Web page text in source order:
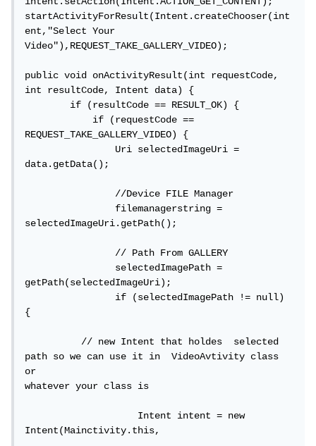
startActivityForResult(Intent.createChooser(int
ent,"Select Your
Video"),REQUEST_TAKE_GALLERY_VIDEO);
public void onActivityResult(int requestCode,
int resultCode, Intent data) {
if (resultCode == RESULT_OK) {
if (requestCode ==
REQUEST_TAKE_GALLERY_VIDEO) {
Uri selectedImageUri =
data.getData();
//Device FILE Manager
filemanagerstring =
selectedImageUri.getPath();
// Path From GALLERY
selectedImagePath =
getPath(selectedImageUri);
if (selectedImagePath != null)
{
// new Intent that holdes  selected
path so we can use it in  VideoAvtivity class
or
whatever your class is
Intent intent = new
Intent(Mainctivity.this,